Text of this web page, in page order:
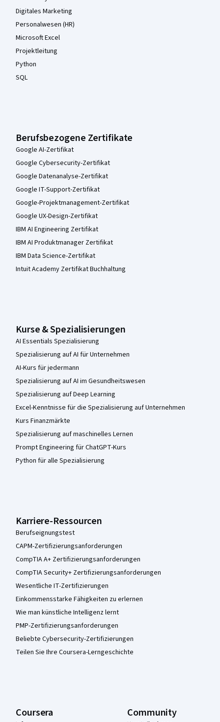
Digitales Marketing
Personalwesen (HR)
Microsoft Excel
Projektleitung
Python
SQL
Berufsbezogene Zertifikate
Google AI-Zertifikat
Google Cybersecurity-Zertifikat
Google Datenanalyse-Zertifikat
Google IT-Support-Zertifikat
Google-Projektmanagement-Zertifikat
Google UX-Design-Zertifikat
IBM AI Engineering Zertifikat
IBM AI Produktmanager Zertifikat
IBM Data Science-Zertifikat
Intuit Academy Zertifikat Buchhaltung
Kurse & Spezialisierungen
AI Essentials Spezialisierung
Spezialisierung auf AI für Unternehmen
AI-Kurs für jedermann
Spezialisierung auf AI im Gesundheitswesen
Spezialisierung auf Deep Learning
Excel-Kenntnisse für die Spezialisierung auf Unternehmen
Kurs Finanzmärkte
Spezialisierung auf maschinelles Lernen
Prompt Engineering für ChatGPT-Kurs
Python für alle Spezialisierung
Karriere-Ressourcen
Berufseignungstest
CAPM-Zertifizierungsanforderungen
CompTIA A+ Zertifizierungsanforderungen
CompTIA Security+ Zertifizierungsanforderungen
Wesentliche IT-Zertifizierungen
Einkommensstarke Fähigkeiten zu erlernen
Wie man künstliche Intelligenz lernt
PMP-Zertifizierungsanforderungen
Beliebte Cybersecurity-Zertifizierungen
Teilen Sie Ihre Coursera-Lerngeschichte
Coursera Community